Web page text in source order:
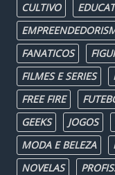
CULTIVO
FANATICOS
FILMES E SERIES
FREE FIRE
GEEKS
JOGOS
MODA E BELEZA
NOVELAS